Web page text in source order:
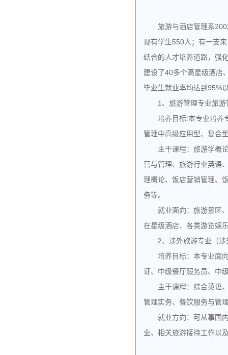
旅游与酒店管理系2002
现有学生550人；有一支
结合的人才培养道路，强
建设了40多个高星级酒店
毕业生就业率均达到95%
1、旅游管理专业旅游
培养目标:本专业培养专
管理中高级应用型、复合
主干课程：旅游学概论
营与管理、旅游行业英语
理概论、饭店营销管理、
务等。
就业面向：旅游景区、
在星级酒店、各类游览娱
2、涉外旅游专业（涉
培养目标：本专业面向
证、中级餐厅服务员、中
主干课程：综合英语、
管理实务、餐饮服务与管
就业方向：可从事国内
业、相关旅游接待工作以